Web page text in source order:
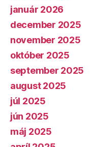
január 2026
december 2025
november 2025
október 2025
september 2025
august 2025
júl 2025
jún 2025
máj 2025